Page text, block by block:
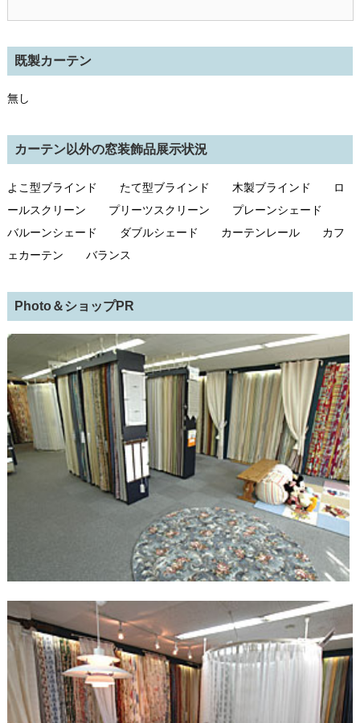
既製カーテン
無し
カーテン以外の窓装飾品展示状況
よこ型ブラインド たて型ブラインド 木製ブラインド ロ
ールスクリーン プリーツスクリーン プレーンシェード
バルーンシェード ダブルシェード カーテンレール カフ
ェカーテン バランス
Photo＆ショップPR